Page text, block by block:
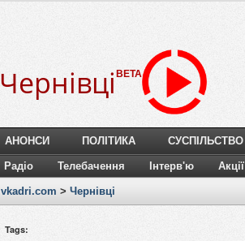
Чернівці BETA
АНОНСИ ПОЛІТИКА СУСПІЛЬСТВО
Радіо Телебачення Інтерв'ю Акції
vkadri.com > Чернівці
Tags: